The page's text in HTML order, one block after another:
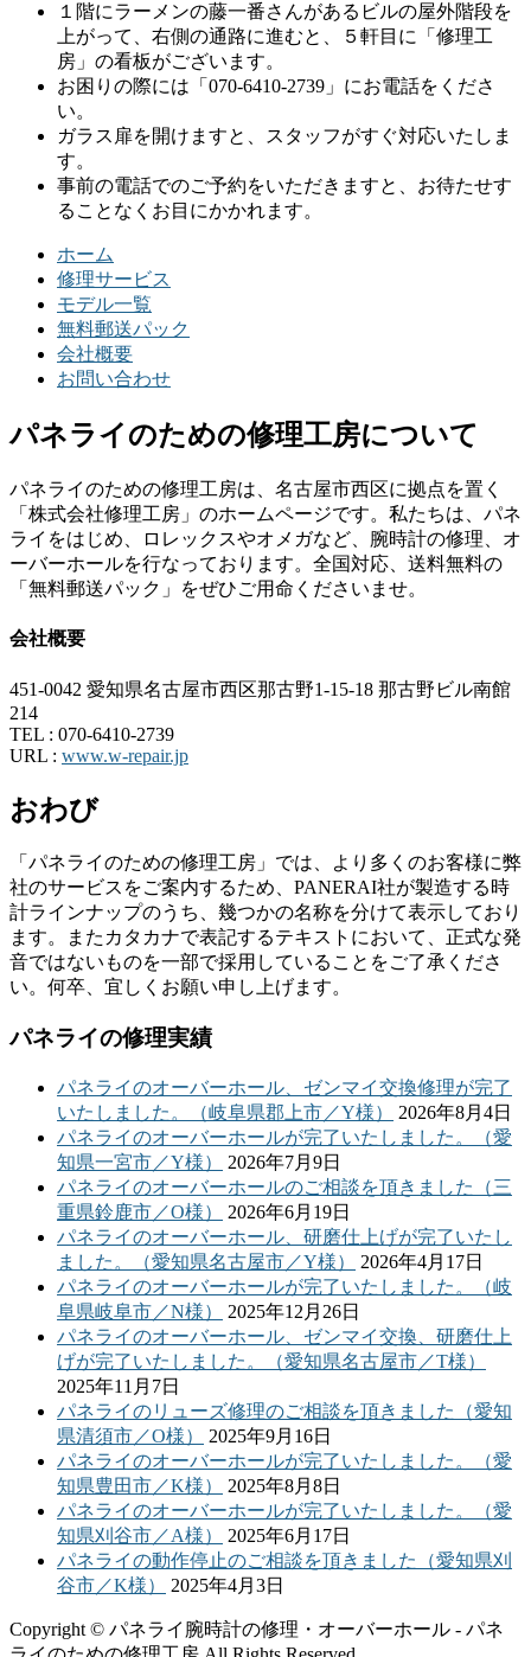
１階にラーメンの藤一番さんがあるビルの屋外階段を
上がって、右側の通路に進むと、５軒目に「修理工
房」の看板がございます。
お困りの際には「070-6410-2739」にお電話をくださ
い。
ガラス扉を開けますと、スタッフがすぐ対応いたしま
す。
事前の電話でのご予約をいただきますと、お待たせす
ることなくお目にかかれます。
ホーム
修理サービス
モデル一覧
無料郵送パック
会社概要
お問い合わせ
パネライのための修理工房について
パネライのための修理工房は、名古屋市西区に拠点を置く
「株式会社修理工房」のホームページです。私たちは、パネ
ライをはじめ、ロレックスやオメガなど、腕時計の修理、オ
ーバーホールを行なっております。全国対応、送料無料の
「無料郵送パック」をぜひご用命くださいませ。
会社概要
451-0042 愛知県名古屋市西区那古野1-15-18 那古野ビル南館
214
TEL : 070-6410-2739
URL : www.w-repair.jp
おわび
「パネライのための修理工房」では、より多くのお客様に弊
社のサービスをご案内するため、PANERAI社が製造する時
計ラインナップのうち、幾つかの名称を分けて表示しており
ます。またカタカナで表記するテキストにおいて、正式な発
音ではないものを一部で採用していることをご了承くださ
い。何卒、宜しくお願い申し上げます。
パネライの修理実績
パネライのオーバーホール、ゼンマイ交換修理が完了
いたしました。（岐阜県郡上市／Y様）
2026年8月4日
パネライのオーバーホールが完了いたしました。（愛
知県一宮市／Y様）
2026年7月9日
パネライのオーバーホールのご相談を頂きました（三
重県鈴鹿市／O様）
2026年6月19日
パネライのオーバーホール、研磨仕上げが完了いたし
ました。（愛知県名古屋市／Y様）
2026年4月17日
パネライのオーバーホールが完了いたしました。（岐
阜県岐阜市／N様）
2025年12月26日
パネライのオーバーホール、ゼンマイ交換、研磨仕上
げが完了いたしました。（愛知県名古屋市／T様）
2025年11月7日
パネライのリューズ修理のご相談を頂きました（愛知
県清須市／O様）
2025年9月16日
パネライのオーバーホールが完了いたしました。（愛
知県豊田市／K様）
2025年8月8日
パネライのオーバーホールが完了いたしました。（愛
知県刈谷市／A様）
2025年6月17日
パネライの動作停止のご相談を頂きました（愛知県刈
谷市／K様）
2025年4月3日
Copyright © パネライ腕時計の修理・オーバーホール - パネ